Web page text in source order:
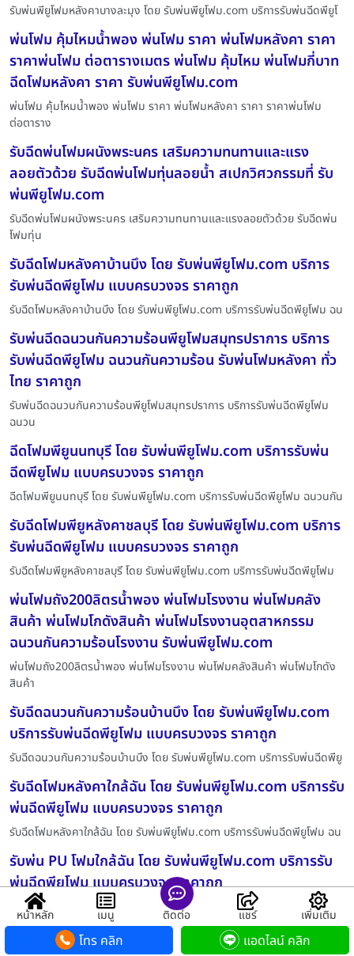
รับพ่นพียูโฟมหลังคาบางละมุง โดย รับพ่นพียูโฟม.com บริการรับพ่นฉีดพียูโ
พ่นโฟม คุ้มไหมน้ำพอง พ่นโฟม ราคา พ่นโฟมหลังคา ราคา
ราคาพ่นโฟม ต่อตารางเมตร พ่นโฟม คุ้มไหม พ่นโฟมกี่บาท
ฉีดโฟมหลังคา ราคา รับพ่นพียูโฟม.com
พ่นโฟม คุ้มไหมน้ำพอง พ่นโฟม ราคา พ่นโฟมหลังคา ราคา ราคาพ่นโฟม
ต่อตาราง
รับฉีดพ่นโฟมผนังพระนคร เสริมความทนทานและแรง
ลอยตัวด้วย รับฉีดพ่นโฟมทุ่นลอยน้ำ สเปกวิศวกรรมที่ รับ
พ่นพียูโฟม.com
รับฉีดพ่นโฟมผนังพระนคร เสริมความทนทานและแรงลอยตัวด้วย รับฉีดพ่น
โฟมทุ่น
รับฉีดโฟมหลังคาบ้านบึง โดย รับพ่นพียูโฟม.com บริการ
รับพ่นฉีดพียูโฟม แบบครบวงจร ราคาถูก
รับฉีดโฟมหลังคาบ้านบึง โดย รับพ่นพียูโฟม.com บริการรับพ่นฉีดพียูโฟม ฉน
รับพ่นฉีดฉนวนกันความร้อนพียูโฟมสมุทรปราการ บริการ
รับพ่นฉีดพียูโฟม ฉนวนกันความร้อน รับพ่นโฟมหลังคา ทั่ว
ไทย ราคาถูก
รับพ่นฉีดฉนวนกันความร้อนพียูโฟมสมุทรปราการ บริการรับพ่นฉีดพียูโฟม
ฉนวน
ฉีดโฟมพียูนนทบุรี โดย รับพ่นพียูโฟม.com บริการรับพ่น
ฉีดพียูโฟม แบบครบวงจร ราคาถูก
ฉีดโฟมพียูนนทบุรี โดย รับพ่นพียูโฟม.com บริการรับพ่นฉีดพียูโฟม ฉนวนกัน
รับฉีดโฟมพียูหลังคาชลบุรี โดย รับพ่นพียูโฟม.com บริการ
รับพ่นฉีดพียูโฟม แบบครบวงจร ราคาถูก
รับฉีดโฟมพียูหลังคาชลบุรี โดย รับพ่นพียูโฟม.com บริการรับพ่นฉีดพียูโฟม
พ่นโฟมถัง200ลิตรน้ำพอง พ่นโฟมโรงงาน พ่นโฟมคลัง
สินค้า พ่นโฟมโกดังสินค้า พ่นโฟมโรงงานอุตสาหกรรม
ฉนวนกันความร้อนโรงงาน รับพ่นพียูโฟม.com
พ่นโฟมถัง200ลิตรน้ำพอง พ่นโฟมโรงงาน พ่นโฟมคลังสินค้า พ่นโฟมโกดัง
สินค้า
รับฉีดฉนวนกันความร้อนบ้านบึง โดย รับพ่นพียูโฟม.com
บริการรับพ่นฉีดพียูโฟม แบบครบวงจร ราคาถูก
รับฉีดฉนวนกันความร้อนบ้านบึง โดย รับพ่นพียูโฟม.com บริการรับพ่นฉีดพียู
รับฉีดโฟมหลังคาใกล้ฉัน โดย รับพ่นพียูโฟม.com บริการรับ
พ่นฉีดพียูโฟม แบบครบวงจร ราคาถูก
รับฉีดโฟมหลังคาใกล้ฉัน โดย รับพ่นพียูโฟม.com บริการรับพ่นฉีดพียูโฟม ฉน
รับพ่น PU โฟมใกล้ฉัน โดย รับพ่นพียูโฟม.com บริการรับ
พ่นฉีดพียูโฟม แบบครบวงจร ราคาถูก
รับพ่น PU โฟมใกล้ฉัน โดย รับพ่นพียูโฟม.com บริการรับพ่นฉีดพียูโฟม
ฉนวน
หน้าหลัก เมนู ติดต่อ แชร์ เพิ่มเติม
โทร คลิก แอดไลน์ คลิก